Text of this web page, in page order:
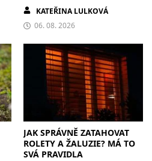
KATEŘINA LULKOVÁ
06. 08. 2026
JAK SPRÁVNĚ ZATAHOVAT
ROLETY A ŽALUZIE? MÁ TO
SVÁ PRAVIDLA